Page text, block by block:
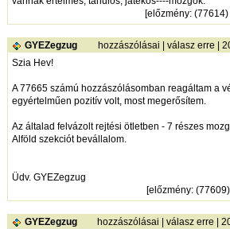
[előzmény:
GYEZegzug hozzászólásai |válasz erre |
Szia Hev!
A 77665 számú hozzászólásomban reagáltam a
egyértelműen pozitív volt, most megerősítem.
Az általad felvázolt rejtési ötletben - 7 részes
Alföld szekciót bevállalom.
Üdv. GYEZegzug
[előzmény:
GYEZegzug hozzászólásai |válasz erre |